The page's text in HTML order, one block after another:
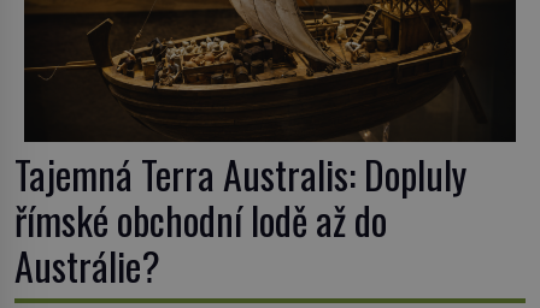
Tajemná Terra Australis: Dopluly
římské obchodní lodě až do
Austrálie?